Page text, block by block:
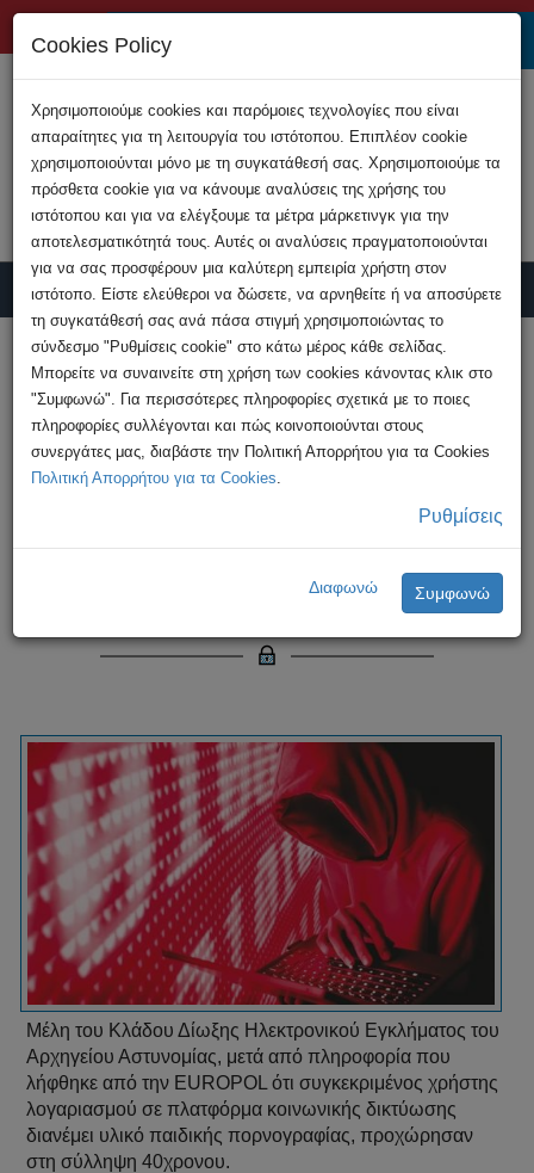
Υποβολή Καταγγελίας
HOME
Ανακοινώσεις
Συνελήφθη 40χρονος για παιδική
πορνογραφία
Συνελήφθη 40χρονος για παιδική
πορνογραφία
Μέλη του Κλάδου Δίωξης Ηλεκτρονικού Εγκλήματος του
Αρχηγείου Αστυνομίας, μετά από πληροφορία που
λήφθηκε από την EUROPOL ότι συγκεκριμένος χρήστης
λογαριασμού σε πλατφόρμα κοινωνικής δικτύωσης
διανέμει υλικό παιδικής πορνογραφίας, προχώρησαν
στη σύλληψη 40χρονου.
Cookies Policy
Χρησιμοποιούμε cookies και παρόμοιες τεχνολογίες που είναι
απαραίτητες για τη λειτουργία του ιστότοπου. Επιπλέον cookie
χρησιμοποιούνται μόνο με τη συγκατάθεσή σας. Χρησιμοποιούμε τα
πρόσθετα cookie για να κάνουμε αναλύσεις της χρήσης του
ιστότοπου και για να ελέγξουμε τα μέτρα μάρκετινγκ για την
αποτελεσματικότητά τους. Αυτές οι αναλύσεις πραγματοποιούνται
για να σας προσφέρουν μια καλύτερη εμπειρία χρήστη στον
ιστότοπο. Είστε ελεύθεροι να δώσετε, να αρνηθείτε ή να αποσύρετε
τη συγκατάθεσή σας ανά πάσα στιγμή χρησιμοποιώντας το
σύνδεσμο "Ρυθμίσεις cookie" στο κάτω μέρος κάθε σελίδας.
Μπορείτε να συναινείτε στη χρήση των cookies κάνοντας κλικ στο
"Συμφωνώ". Για περισσότερες πληροφορίες σχετικά με το ποιες
πληροφορίες συλλέγονται και πώς κοινοποιούνται στους
συνεργάτες μας, διαβάστε την Πολιτική Απορρήτου για τα Cookies
Πολιτική Απορρήτου για τα Cookies.
Ρυθμίσεις
Διαφωνώ Συμφωνώ